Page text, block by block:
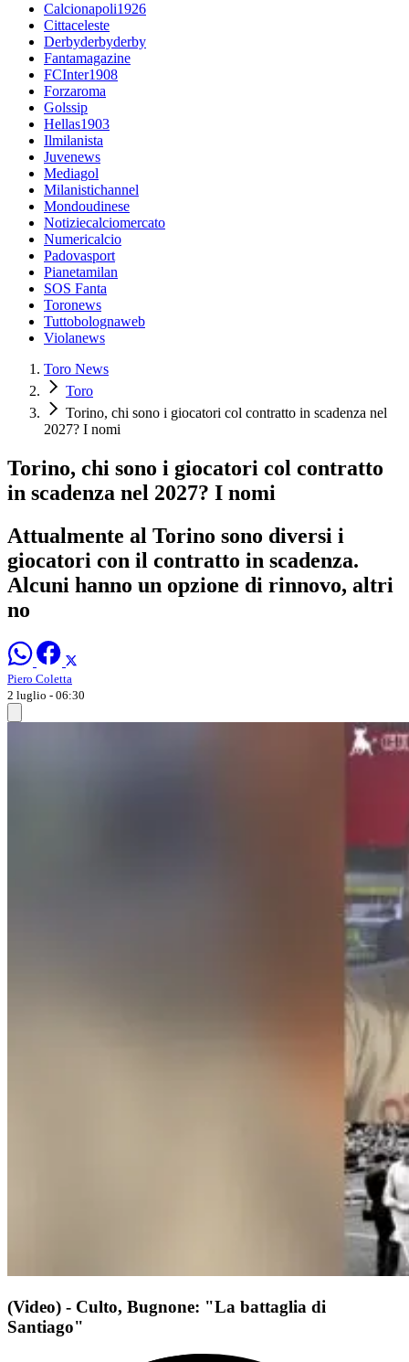
Calcionapoli1926
Cittaceleste
Derbyderbyderby
Fantamagazine
FCInter1908
Forzaroma
Golssip
Hellas1903
Ilmilanista
Juvenews
Mediagol
Milanistichannel
Mondoudinese
Notiziecalciomercato
Numericalcio
Padovasport
Pianetamilan
SOS Fanta
Toronews
Tuttobolognaweb
Violanews
Toro News
Toro
Torino, chi sono i giocatori col contratto in scadenza nel
2027? I nomi
Torino, chi sono i giocatori col contratto
in scadenza nel 2027? I nomi
Attualmente al Torino sono diversi i
giocatori con il contratto in scadenza.
Alcuni hanno un opzione di rinnovo, altri
no
Piero Coletta
2 luglio - 06:30
(Video) - Culto, Bugnone: "La battaglia di
Santiago"